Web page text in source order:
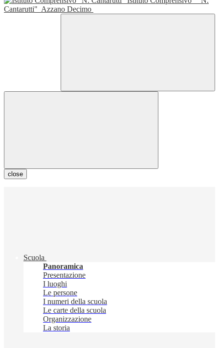
Cantarutti" Azzano Decimo
close
Scuola
Panoramica
Presentazione
I luoghi
Le persone
I numeri della scuola
Le carte della scuola
Organizzazione
La storia